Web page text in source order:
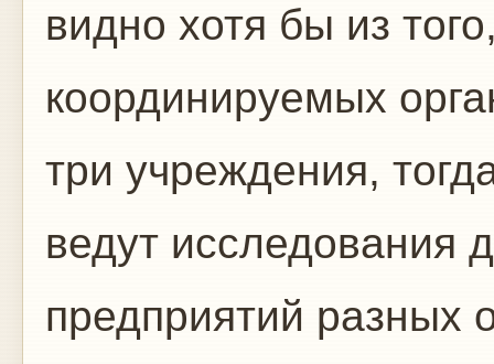
видно хотя бы из
координируемых
три учреждения,
ведут исследования
предприятий разных